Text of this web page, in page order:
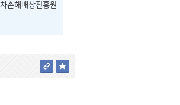
손해배상진흥원